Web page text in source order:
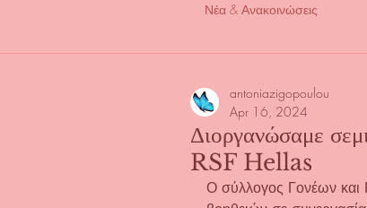
Νέα & Ανακοινώσεις
Διοργανώσαμε
RSF Hellas
antoniazigopoulou
Apr 16, 2024
Ο σύλλογος Γονέων και